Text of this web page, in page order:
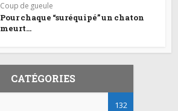
Coup de gueule
Pour chaque “suréquipé” un chaton
meurt...
CATÉGORIES
132